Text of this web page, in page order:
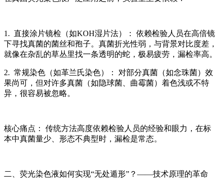
1. 直接涂片镜检（如KOH湿片法）： 依赖检验人员在高倍镜
下寻找真菌的菌丝和孢子。真菌折光性弱，与背景对比度差，
就像在杂乱的草丛里找一条透明的蛇，极易疲劳，漏检率高。
2. 常规染色（如革兰氏染色）： 对部分真菌（如念珠菌）效
果尚可，但对许多真菌（如隐球菌、曲霉菌）着色浅或不特
异，很容易被忽略。
核心痛点： 传统方法高度依赖检验人员的经验和眼力，在标
本中真菌量少、形态不典型时，漏检是常态。
二、荧光染色液如何实现“无处遁形”？——技术原理的革命